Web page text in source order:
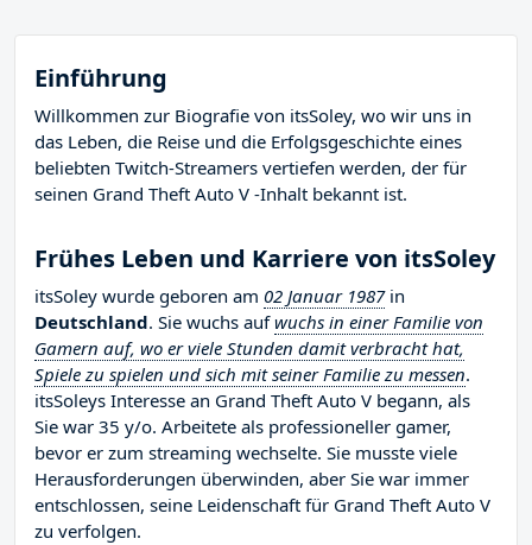
Einführung
Willkommen zur Biografie von itsSoley, wo wir uns in
das Leben, die Reise und die Erfolgsgeschichte eines
beliebten Twitch-Streamers vertiefen werden, der für
seinen Grand Theft Auto V -Inhalt bekannt ist.
Frühes Leben und Karriere von itsSoley
itsSoley wurde geboren am 02 Januar 1987in
Deutschland. Sie wuchs aufwuchs in einer Familie von
Gamern auf, wo er viele Stunden damit verbracht hat,
Spiele zu spielen und sich mit seiner Familie zu messen.
itsSoleys Interesse an Grand Theft Auto V begann, als
Sie war 35 y/o. Arbeitete als professioneller gamer,
bevor er zum streaming wechselte. Sie musste viele
Herausforderungen überwinden, aber Sie war immer
entschlossen, seine Leidenschaft für Grand Theft Auto V
zu verfolgen.